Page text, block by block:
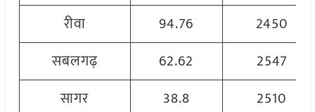
रीवा
94.76
2450
सबलगढ़
62.62
2547
सागर
38.8
2510